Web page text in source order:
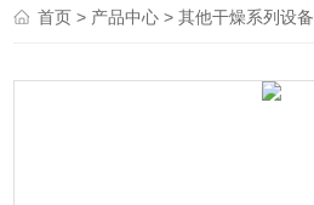
首页> 产品中心 >其他干燥系列设备